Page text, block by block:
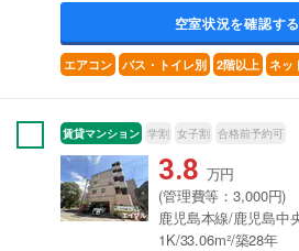
空室状況を確認する
エアコン バス・トイレ別 2階以上 ネッ
賃貸マンション 学割 女子割 合格前予約可
3.8 万円
(管理費等：3,000円)
鹿児島本線/鹿児島中
1K/33.06m²/築28年